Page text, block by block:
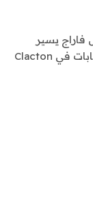
فاراج يسير
للتحدث إلى أنصاره أثناء إطلاق ترشحه للانتخابات في Clacton